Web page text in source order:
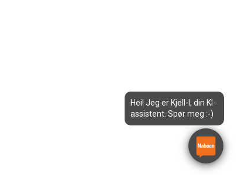
Hei! Jeg er Kjell-I, din KI-
assistent. Spør meg :-)